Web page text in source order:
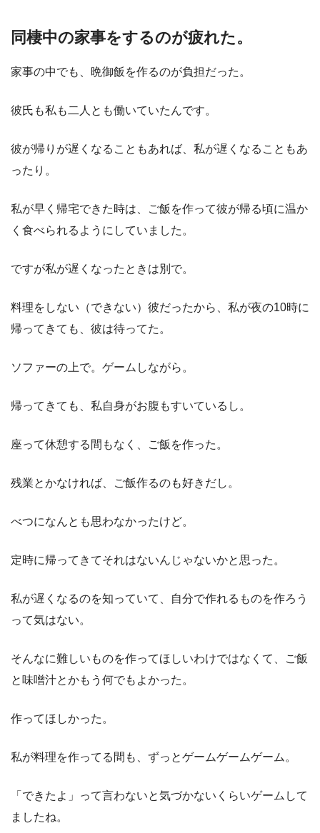
同棲中の家事をするのが疲れた。
家事の中でも、晩御飯を作るのが負担だった。
彼氏も私も二人とも働いていたんです。
彼が帰りが遅くなることもあれば、私が遅くなることもあ
ったり。
私が早く帰宅できた時は、ご飯を作って彼が帰る頃に温か
く食べられるようにしていました。
ですが私が遅くなったときは別で。
料理をしない（できない）彼だったから、私が夜の10時に
帰ってきても、彼は待ってた。
ソファーの上で。ゲームしながら。
帰ってきても、私自身がお腹もすいているし。
座って休憩する間もなく、ご飯を作った。
残業とかなければ、ご飯作るのも好きだし。
べつになんとも思わなかったけど。
定時に帰ってきてそれはないんじゃないかと思った。
私が遅くなるのを知っていて、自分で作れるものを作ろう
って気はない。
そんなに難しいものを作ってほしいわけではなくて、ご飯
と味噌汁とかもう何でもよかった。
作ってほしかった。
私が料理を作ってる間も、ずっとゲームゲームゲーム。
「できたよ」って言わないと気づかないくらいゲームして
ましたね。